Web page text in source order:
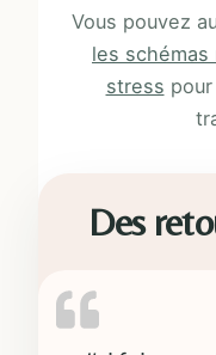
Vous pouvez
les schémas
stress
Des